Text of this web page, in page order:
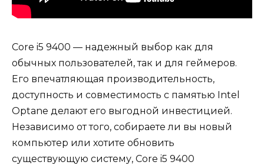
Core i5 9400 — надежный выбор как для
обычных пользователей, так и для геймеров.
Его впечатляющая производительность,
доступность и совместимость с памятью Intel
Optane делают его выгодной инвестицией.
Независимо от того, собираете ли вы новый
компьютер или хотите обновить
существующую систему, Core i5 9400